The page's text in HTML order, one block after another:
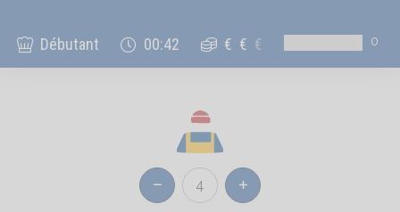
Débutant 00:42 € € € 0
Réduire 4 Augmenter